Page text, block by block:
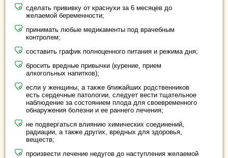
сделать прививку от краснухи за 6 месяцев до
желаемой беременности;
принимать любые медикаменты под врачебным
контролем;
составить график полноценного питания и режима дня;
бросить вредные привычки (курение, прием
алкогольных напитков);
если у женщины, а также ближайших родственников
есть сердечные патологии, следует вести тщательное
наблюдение за состоянием плода для своевременного
обнаружения болезни и ее раннего лечения;
не подвергаться влиянию химических соединений,
радиации, а также других, вредных для здоровья,
веществ;
произвести лечение недугов до наступления желаемой